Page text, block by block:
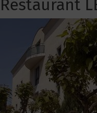
Restaurant